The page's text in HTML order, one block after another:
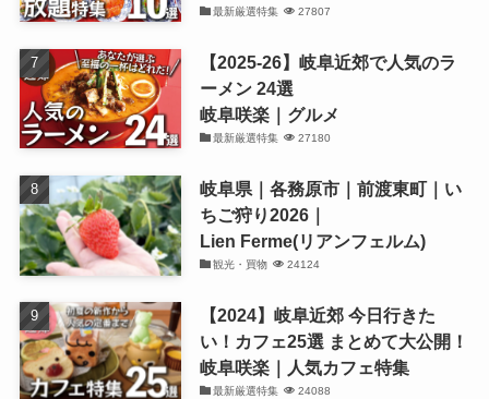
最新厳選特集 27807
【2025-26】岐阜近郊で人気のラ
ーメン 24選
岐阜咲楽｜グルメ
最新厳選特集 27180
岐阜県｜各務原市｜前渡東町｜い
ちご狩り2026｜
Lien Ferme(リアンフェルム)
観光・買物 24124
【2024】岐阜近郊 今日行きた
い！カフェ25選 まとめて大公開！
岐阜咲楽｜人気カフェ特集
最新厳選特集 24088